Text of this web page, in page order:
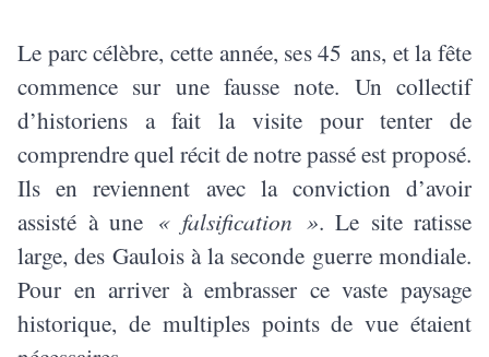
Le parc célèbre, cette année, ses 45 ans, et la fête
commence sur une fausse note. Un collectif
d’historiens a fait la visite pour tenter de
comprendre quel récit de notre passé est proposé.
Ils en reviennent avec la conviction d’avoir
assisté à une « falsification ». Le site ratisse
large, des Gaulois à la seconde guerre mondiale.
Pour en arriver à embrasser ce vaste paysage
historique, de multiples points de vue étaient